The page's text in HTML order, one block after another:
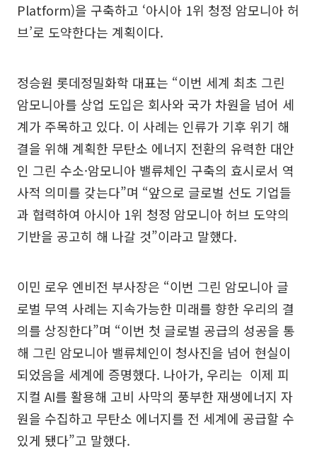
Platform)을 구축하고 ‘아시아 1위 청정 암모니아 허
브’로 도약한다는 계획이다.
정승원 롯데정밀화학 대표는 “이번 세계 최초 그린
암모니아를 상업 도입은 회사와 국가 차원을 넘어 세
계가 주목하고 있다. 이 사례는 인류가 기후 위기 해
결을 위해 계획한 무탄소 에너지 전환의 유력한 대안
인 그린 수소·암모니아 밸류체인 구축의 효시로서 역
사적 의미를 갖는다”며 “앞으로 글로벌 선도 기업들
과 협력하여 아시아 1위 청정 암모니아 허브 도약의
기반을 공고히 해 나갈 것”이라고 말했다.
이민 로우 엔비전 부사장은 “이번 그린 암모니아 글
로벌 무역 사례는 지속가능한 미래를 향한 우리의 결
의를 상징한다”며 “이번 첫 글로벌 공급의 성공을 통
해 그린 암모니아 밸류체인이 청사진을 넘어 현실이
되었음을 세계에 증명했다. 나아가, 우리는 이제 피
지컬 AI를 활용해 고비 사막의 풍부한 재생에너지 자
원을 수집하고 무탄소 에너지를 전 세계에 공급할 수
있게 됐다”고 말했다.